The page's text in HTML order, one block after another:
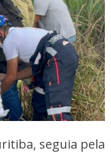
seguia pela